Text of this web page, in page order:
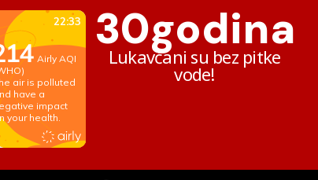
30godina
Lukavčani su bez pitke
vode!